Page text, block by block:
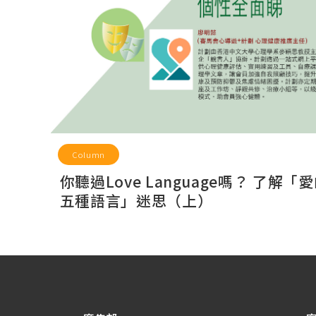
Column
你聽過Love Language嗎？ 了解「
五種語言」迷思（上）